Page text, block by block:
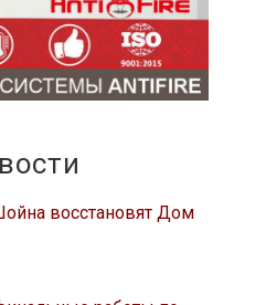
восстановят Дом